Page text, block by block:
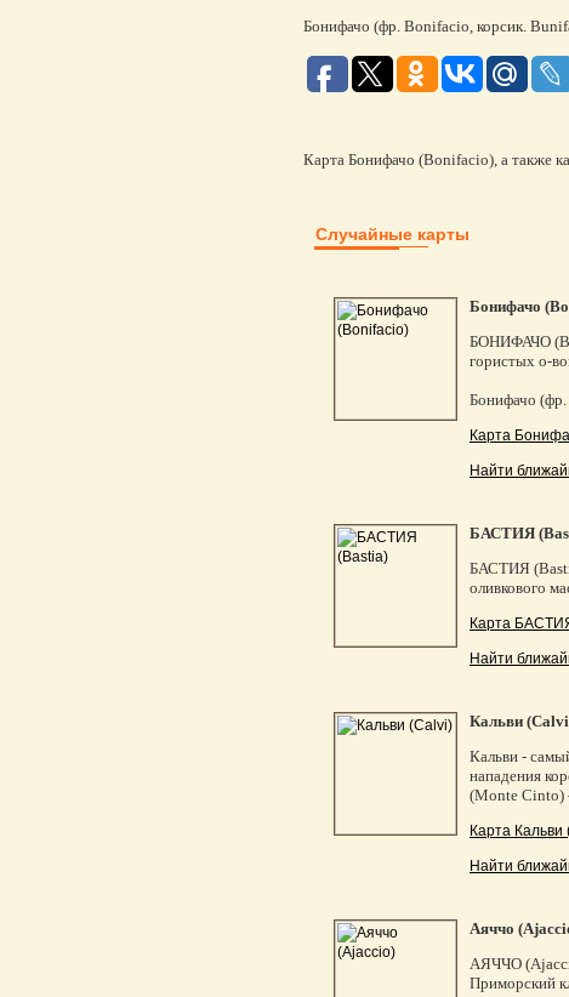
Бонифачо (фр. Bonifacio, корсик.
Карта Бонифачо (Bonifacio), а также
Случайные карты
Бонифачо
БОНИФАЧО
гористых о-
Бонифачо
Карта
Найти
БАСТИЯ
БАСТИЯ
оливкового
Карта
Найти
Кальви
Кальви -
нападения
(Monte
Карта
Найти
Аяччо
АЯЧЧО
Приморский